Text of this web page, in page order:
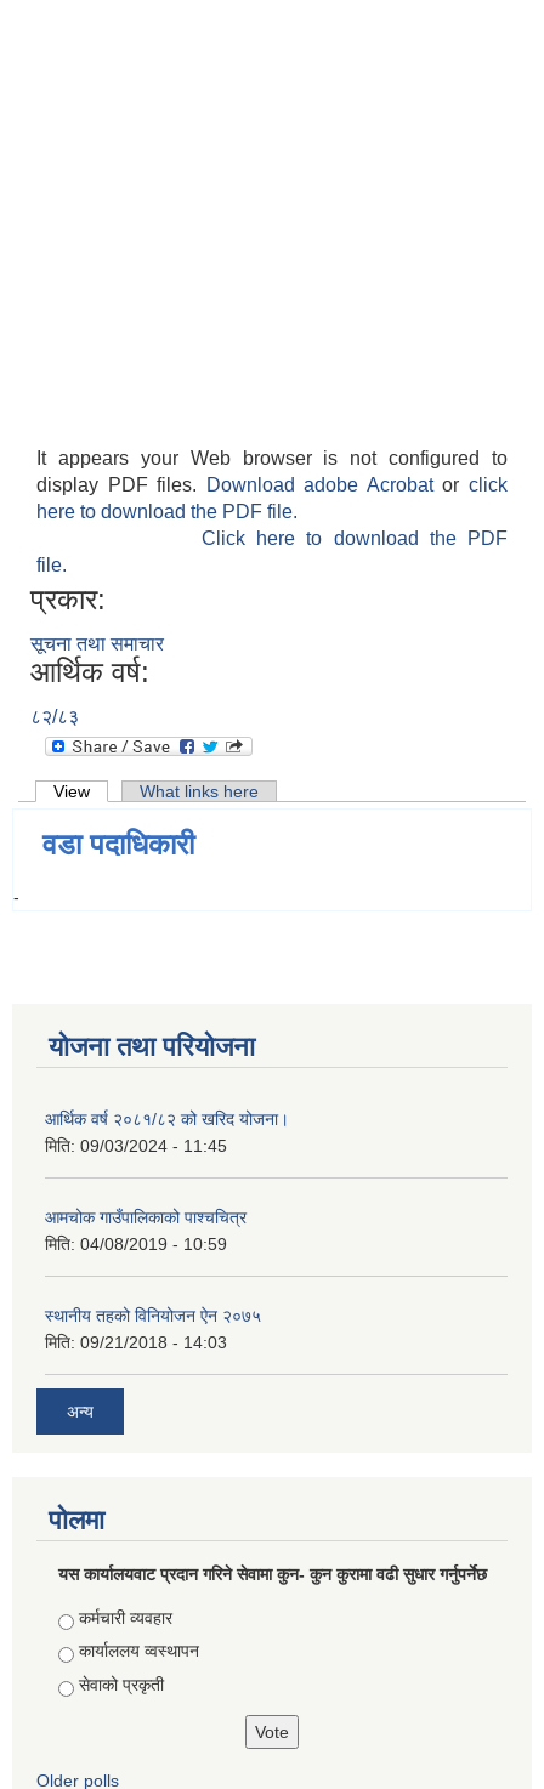
It appears your Web browser is not configured to
display PDF files.
Download adobe Acrobatorclick
here to download the PDF file.
Click here to download the PDF
file.
प्रकार:
सूचना तथा समाचार
आर्थिक वर्ष:
८२/८३
Primary tabs
View (active tab)What links here
वडा पदाधिकारी
-
योजना तथा परियोजना
आर्थिक वर्ष २०८१/८२ को खरिद योजना।
मिति: 09/03/2024 - 11:45
आमचोक गाउँपालिकाको पाश्चचित्र
मिति: 04/08/2019 - 10:59
स्थानीय तहको विनियोजन ऐन २०७५
मिति: 09/21/2018 - 14:03
अन्य
पोलमा
यस कार्यालयवाट प्रदान गरिने सेवामा कुन- कुन कुरामा वढी सुधार गर्नुपर्नेछ
Choices
कर्मचारी व्यवहार
कार्याललय व्वस्थापन
सेवाको प्रकृती
Older polls